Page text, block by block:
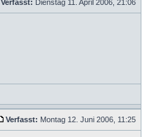
Verfasst: Dienstag 11. April 2006, 21:06
Verfasst: Montag 12. Juni 2006, 11:25